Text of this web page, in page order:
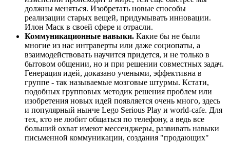
должны меняться. Изобретать новые способы
реализации старых вещей, придумывать инновации.
Илон Маск в своей сфере и отрасли.
Коммуникационные навыки. Какие бы не были
многие из нас интраверты или даже социопаты, а
взаимодействовать научится придется, и не только в
бытовом общении, но и при решении совместных задач.
Генерация идей, доказано учеными, эффективна в
группе - так называемые мозговые штурмы. Кстати,
подобных групповых методик решения проблем или
изобретения новых идей появляется очень много, здесь
и популярный нынче Lego Serious Play и world-cafe. Для
тех, кто не любит общаться по телефону, а ведь все
больший охват имеют мессенджеры, развивать навыки
письменной коммуникации, создания "продающих"